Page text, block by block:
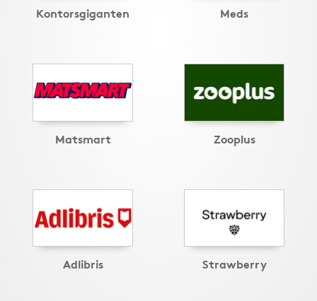
Kontorsgiganten Meds
Matsmart Zooplus
Adlibris Strawberry